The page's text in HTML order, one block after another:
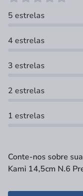
5 estrelas
4 estrelas
3 estrelas
2 estrelas
1 estrelas
Conte-nos sobre
Kami 14,5cm N.6